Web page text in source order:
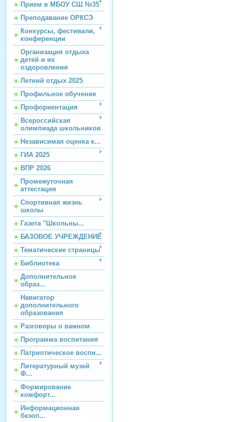
Прием в МБОУ СШ №35
Преподавание ОРКСЭ
Конкурсы, фестивали,
конференции
Организация отдыха
детей и их
оздоровления
Летний отдых 2025
Профильное обучение
Профориентация
Всероссийская
олимпиада школьников
Независимая оценка к...
ГИА 2025
ВПР 2026
Промежуточная
аттестация
Спортивная жизнь
школы
Газета "Школьны...
БАЗОВОЕ УЧРЕЖДЕНИЕ
Тематические страницы
Библиотека
Дополнительное
образ...
Навигатор
дополнительного
образования
Разговоры о важном
Программа воспитания
Патриотическое воспи...
Литературный музей
Ф...
Формирование
комфорт...
Информационная
безоп...